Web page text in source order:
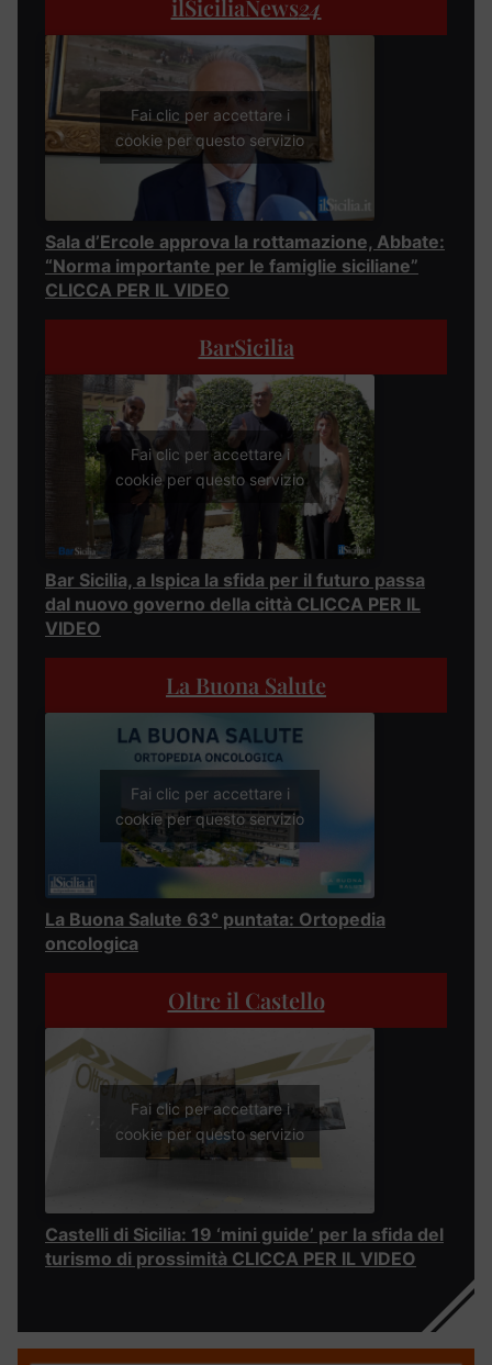
ilSiciliaNews24
Fai clic per accettare i
cookie per questo servizio
Sala d’Ercole approva la rottamazione, Abbate:
“Norma importante per le famiglie siciliane”
CLICCA PER IL VIDEO
BarSicilia
Fai clic per accettare i
cookie per questo servizio
Bar Sicilia, a Ispica la sfida per il futuro passa
dal nuovo governo della città CLICCA PER IL
VIDEO
La Buona Salute
Fai clic per accettare i
cookie per questo servizio
La Buona Salute 63° puntata: Ortopedia
oncologica
Oltre il Castello
Fai clic per accettare i
cookie per questo servizio
Castelli di Sicilia: 19 ‘mini guide’ per la sfida del
turismo di prossimità CLICCA PER IL VIDEO